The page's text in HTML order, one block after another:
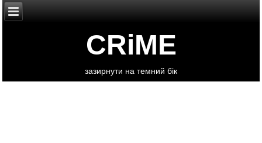
CRiME
зазирнути на темний бік